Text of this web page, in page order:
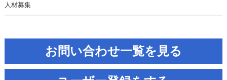
人材募集
お問い合わせ一覧を見る